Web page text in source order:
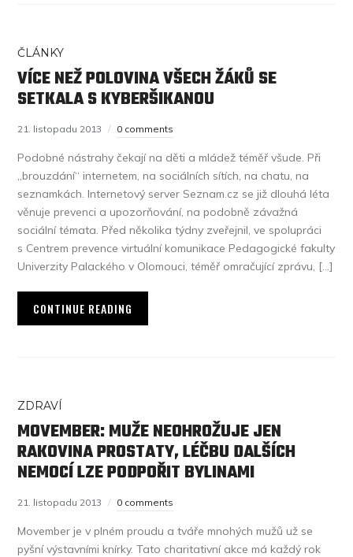
ČLÁNKY
VÍCE NEŽ POLOVINA VŠECH ŽÁKŮ SE
SETKALA S KYBERŠIKANOU
21. listopadu 2013 0 comments
Podobné nástrahy čekají na děti a mládež téměř všude. Při
„brouzdání“ internetem, na sociálních sítích, na chatu, na
seznamkách. Internetový server Seznam.cz se již dlouhá léta
věnuje prevenci a upozorňování, na podobně závažná
sociální témata. Před několika týdny zveřejnil, ve spolupráci
s Centrem prevence virtuální komunikace Pedagogické fakulty
Univerzity Palackého v Olomouci, téměř omračující zprávu, […]
CONTINUE READING
ZDRAVÍ
MOVEMBER: MUŽE NEOHROŽUJE JEN
RAKOVINA PROSTATY, LÉČBU DALŠÍCH
NEMOCÍ LZE PODPOŘIT BYLINAMI
21. listopadu 2013 0 comments
Movember je v plném proudu a tváře mnohých mužů už se
pyšní výstavními knírky. Tato charitativní akce má každý rok